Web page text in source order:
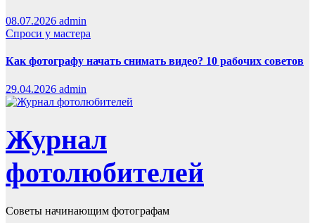
08.07.2026 admin
Спроси у мастера
Как фотографу начать снимать видео? 10 рабочих советов
29.04.2026 admin
Журнал
фотолюбителей
Советы начинающим фотографам